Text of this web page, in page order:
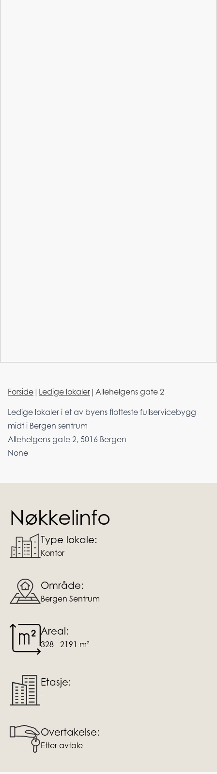
Forside | Ledige lokaler | Allehelgens gate 2
Ledige lokaler i et av byens flotteste fullservicebygg
midt i Bergen sentrum
Allehelgens gate 2, 5016 Bergen
None
Nøkkelinfo
Type lokale:
Kontor
Område:
Bergen Sentrum
Areal:
328 - 2191 m²
Etasje:
-
Overtakelse:
Etter avtale